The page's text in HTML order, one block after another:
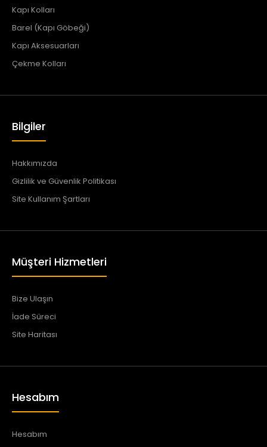
Kapı Kolları
Barel (Kapı Göbeği)
Kapı Aksesuarları
Çekme Kolları
Bilgiler
Hakkımızda
Gizlilik ve Güvenlik Politikası
Site Kullanım Şartları
Müşteri Hizmetleri
Bize Ulaşın
İade Süreci
Site Haritası
Hesabım
Hesabım